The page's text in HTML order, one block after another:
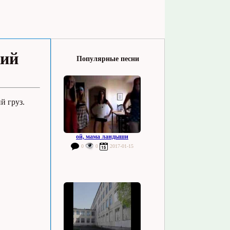
груз.
Популярные песни
ой, мама ландыши
0 0 2017-01-15